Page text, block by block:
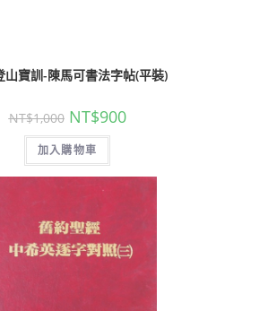
山寶訓-陳馬可書法字帖(平裝)
NT$1,000 NT$900
加入購物車